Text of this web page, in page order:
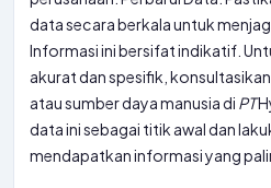
data secara berkala untuk
Informasi ini bersifat indikatif.
akurat dan spesifik,
atau sumber daya manusia di PT
data ini sebagai titik awal dan
mendapatkan informasi yang